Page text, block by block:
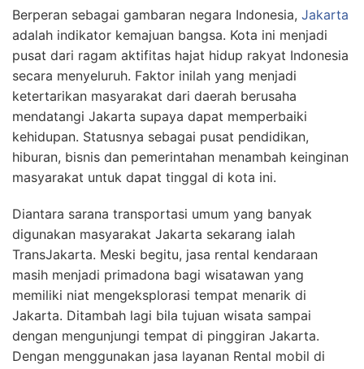
Berperan sebagai gambaran negara Indonesia, Jakarta
adalah indikator kemajuan bangsa. Kota ini menjadi
pusat dari ragam aktifitas hajat hidup rakyat Indonesia
secara menyeluruh. Faktor inilah yang menjadi
ketertarikan masyarakat dari daerah berusaha
mendatangi Jakarta supaya dapat memperbaiki
kehidupan. Statusnya sebagai pusat pendidikan,
hiburan, bisnis dan pemerintahan menambah keinginan
masyarakat untuk dapat tinggal di kota ini.
Diantara sarana transportasi umum yang banyak
digunakan masyarakat Jakarta sekarang ialah
TransJakarta. Meski begitu, jasa rental kendaraan
masih menjadi primadona bagi wisatawan yang
memiliki niat mengeksplorasi tempat menarik di
Jakarta. Ditambah lagi bila tujuan wisata sampai
dengan mengunjungi tempat di pinggiran Jakarta.
Dengan menggunakan jasa layanan Rental mobil di